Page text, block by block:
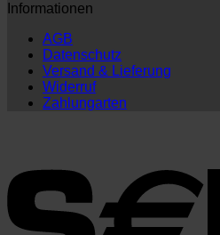
Informationen
AGB
Datenschutz
Versand & Lieferung
Widerruf
Zahlungarten